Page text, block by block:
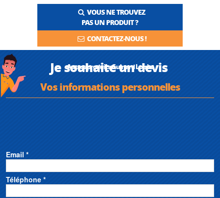
VOUS NE TROUVEZ
PAS UN PRODUIT ?
CONTACTEZ-NOUS !
Je souhaite un devis
Autres produits Guinard Loisirs
Vos informations personnelles
Email *
Téléphone *